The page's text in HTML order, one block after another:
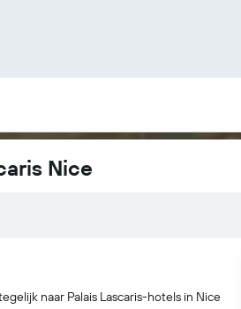
Nice
naar Palais Lascaris-hotels in Nice